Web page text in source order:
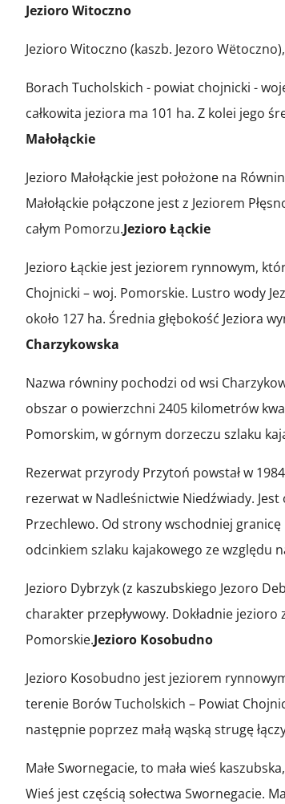
Jezioro Witoczno
Jezioro Witoczno (kaszb. Jezoro
Borach Tucholskich - powiat chojnicki -
całkowita jeziora ma 101 ha. Z kolei jego
Małołąckie
Jezioro Małołąckie jest położone na
Małołąckie połączone jest z Jeziorem
całym Pomorzu.Jezioro Łąckie
Jezioro Łąckie jest jeziorem rynnowym,
Chojnicki – woj. Pomorskie. Lustro wody
około 127 ha. Średnia głębokość Jeziora
Charzykowska
Nazwa równiny pochodzi od wsi
obszar o powierzchni 2405 kilometrów
Pomorskim, w górnym dorzeczu szlaku
Rezerwat przyrody Przytoń powstał w
rezerwat w Nadleśnictwie Niedźwiady.
Przechlewo. Od strony wschodniej
odcinkiem szlaku kajakowego ze względu
Jezioro Dybrzyk (z kaszubskiego Jezoro
charakter przepływowy. Dokładnie
Pomorskie.Jezioro Kosobudno
Jezioro Kosobudno jest jeziorem
terenie Borów Tucholskich – Powiat
następnie poprzez małą wąską strugę
Małe Swornegacie, to mała wieś
Wieś jest częścią sołectwa Swornegacie.